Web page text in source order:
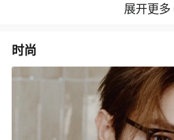
展开更多
时尚